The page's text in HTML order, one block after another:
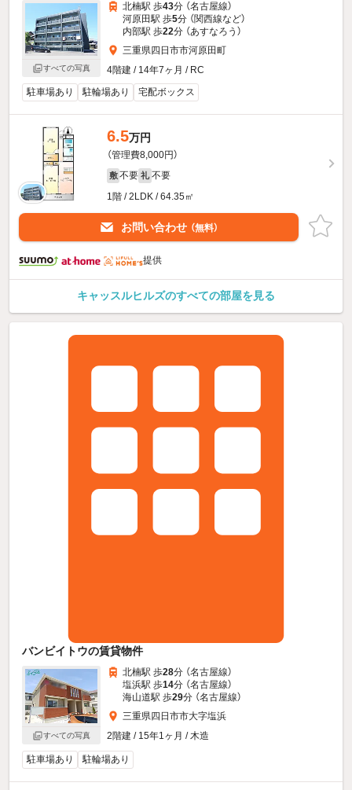
すべての写真
北楠駅 歩43分 （名古屋線）
河原田駅 歩5分 （関西線など）
内部駅 歩22分 （あすなろう）
三重県四日市市河原田町
4階建 / 14年7ヶ月 / RC
駐車場あり
駐輪場あり 宅配ボックス
6.5万円
（管理費8,000円）
敷 不要 礼 不要
1階 / 2LDK / 64.35㎡
お問い合わせ （無料）
提供
キャッスルヒルズのすべての部屋を見る
バンビイトウの賃貸物件
すべての写真
北楠駅 歩28分 （名古屋線）
塩浜駅 歩14分 （名古屋線）
海山道駅 歩29分 （名古屋線）
三重県四日市市大字塩浜
2階建 / 15年1ヶ月 / 木造
駐車場あり 駐輪場あり